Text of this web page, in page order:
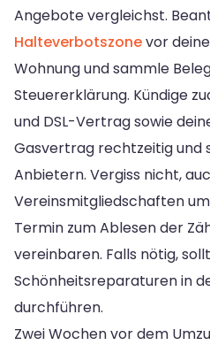
Angebote vergleichst.
Halteverbotszonevor
Wohnung und sammle
Steuererklärung. Kündige
und DSL-Vertrag sowie
Gasvertrag rechtzeitig und
Anbietern. Vergiss nicht,
Vereinsmitgliedschaften
Termin zum Ablesen der
vereinbaren. Falls nötig,
Schönheitsreparaturen in
durchführen.
Zwei Wochen vor dem